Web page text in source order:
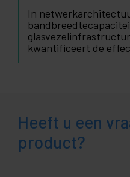
In
kwantificeert de
Heeft u een
product?